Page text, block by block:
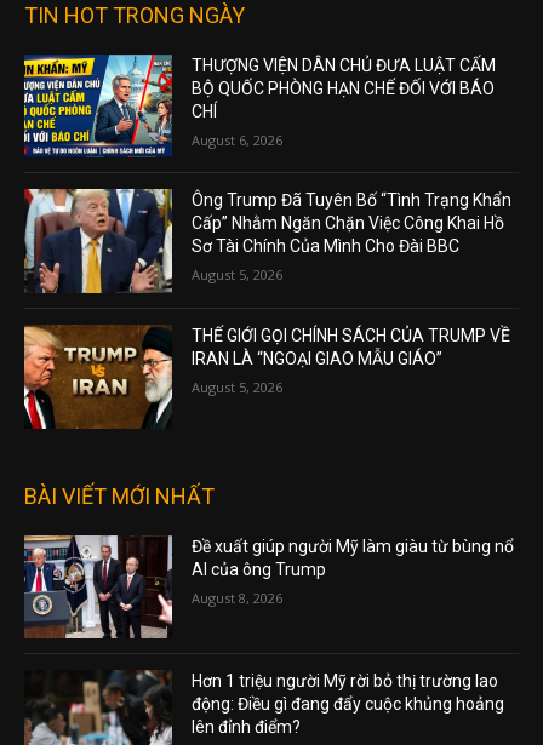
TIN HOT TRONG NGÀY
THƯỢNG VIỆN DÂN CHỦ ĐƯA LUẬT CẤM
BỘ QUỐC PHÒNG HẠN CHẾ ĐỐI VỚI BÁO
CHÍ
August 6, 2026
Ông Trump Đã Tuyên Bố “Tình Trạng Khẩn
Cấp” Nhằm Ngăn Chặn Việc Công Khai Hồ
Sơ Tài Chính Của Mình Cho Đài BBC
August 5, 2026
THẾ GIỚI GỌI CHÍNH SÁCH CỦA TRUMP VỀ
IRAN LÀ “NGOẠI GIAO MẪU GIÁO”
August 5, 2026
BÀI VIẾT MỚI NHẤT
Đề xuất giúp người Mỹ làm giàu từ bùng nổ
AI của ông Trump
August 8, 2026
Hơn 1 triệu người Mỹ rời bỏ thị trường lao
động: Điều gì đang đẩy cuộc khủng hoảng
lên đỉnh điểm?